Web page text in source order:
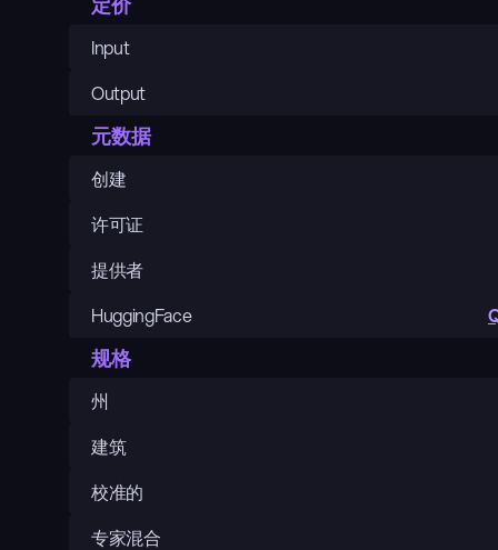
Input
Output
元数据
创建
许可证
提供者
HuggingFace
规格
州
建筑
校准的
专家混合